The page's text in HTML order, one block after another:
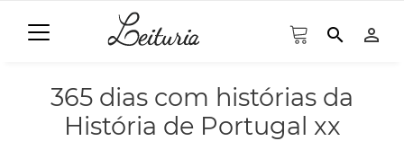
search person_outline
365 dias com histórias da
História de Portugal xx